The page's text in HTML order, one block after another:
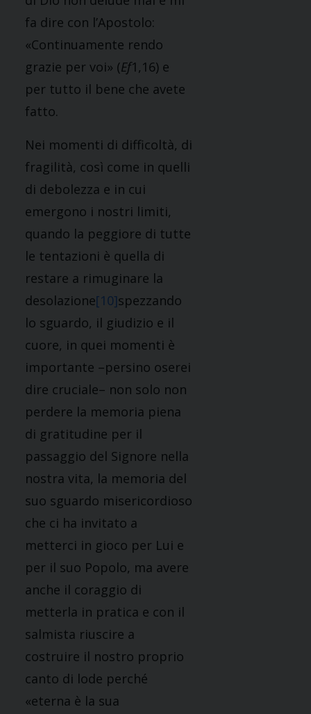
fa dire con l’Apostolo:
«Continuamente rendo
grazie per voi» (Ef1,16) e
per tutto il bene che avete
fatto.
Nei momenti di difficoltà, di
fragilità, così come in quelli
di debolezza e in cui
emergono i nostri limiti,
quando la peggiore di tutte
le tentazioni è quella di
restare a rimuginare la
desolazione[10]spezzando
lo sguardo, il giudizio e il
cuore, in quei momenti è
importante –persino oserei
dire cruciale– non solo non
perdere la memoria piena
di gratitudine per il
passaggio del Signore nella
nostra vita, la memoria del
suo sguardo misericordioso
che ci ha invitato a
metterci in gioco per Lui e
per il suo Popolo, ma avere
anche il coraggio di
metterla in pratica e con il
salmista riuscire a
costruire il nostro proprio
canto di lode perché
«eterna è la sua